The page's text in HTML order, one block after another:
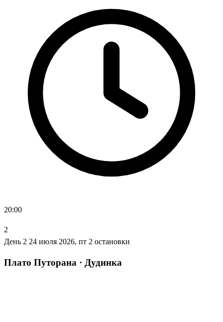
20:00
2
День 2 24 июля 2026, пт 2 остановки
Плато Путорана · Дудинка